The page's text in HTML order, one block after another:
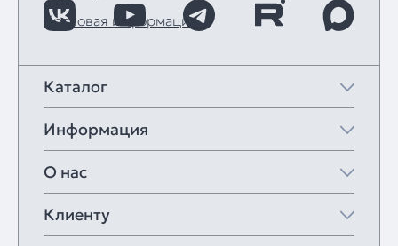
Правовая информация
Каталог
Информация
О нас
Клиенту